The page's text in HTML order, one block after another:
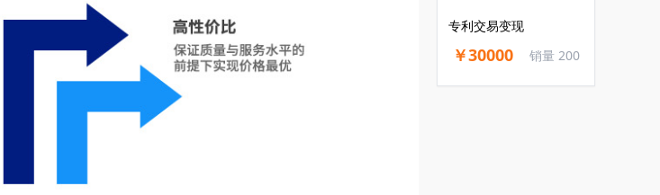
专利交易变现
￥30000 销量 200